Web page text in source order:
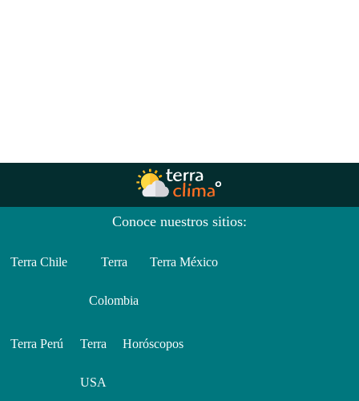
Conoce nuestros sitios:
Terra Chile Terra
Colombia
Terra México
Terra Perú Terra
USA
Horóscopos